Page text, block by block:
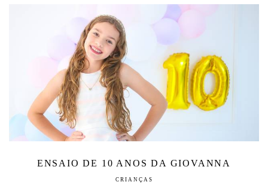
ENSAIO DE 10 ANOS DA GIOVANNA
CRIANÇAS